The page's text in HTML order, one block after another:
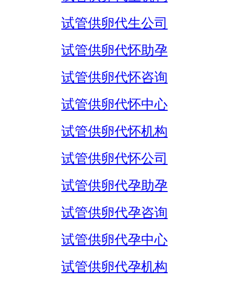
试管供卵代生公司
试管供卵代怀助孕
试管供卵代怀咨询
试管供卵代怀中心
试管供卵代怀机构
试管供卵代怀公司
试管供卵代孕助孕
试管供卵代孕咨询
试管供卵代孕中心
试管供卵代孕机构